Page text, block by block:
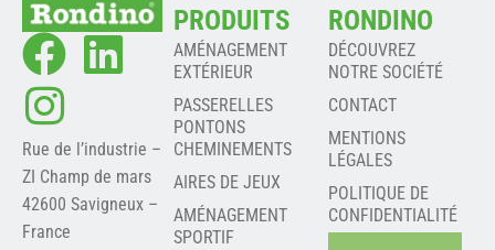
Rue de l’industrie –
ZI Champ de mars
42600 Savigneux –
France
PRODUITS
AMÉNAGEMENT
EXTÉRIEUR
PASSERELLES
PONTONS
CHEMINEMENTS
AIRES DE JEUX
AMÉNAGEMENT
SPORTIF
RONDINO
DÉCOUVREZ
NOTRE SOCIÉTÉ
CONTACT
MENTIONS
LÉGALES
POLITIQUE DE
CONFIDENTIALITÉ